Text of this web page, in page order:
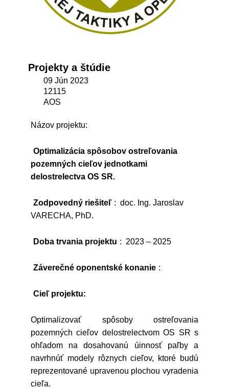
Projekty a štúdie
09 Jún 2023
12115
AOS
Názov projektu:
Optimalizácia spôsobov ostreľovania
pozemných cieľov jednotkami
delostrelectva OS SR.
Zodpovedný riešiteľ : doc. Ing. Jaroslav
VARECHA, PhD.
Doba trvania projektu : 2023 – 2025
Záverečné oponentské konanie :
Cieľ projektu:
Optimalizovať spôsoby ostreľovania
pozemných cieľov delostrelectvom OS SR s
ohľadom na dosahovanú úinnosť paľby a
navrhnúť modely rôznych cieľov, ktoré budú
reprezentované upravenou plochou vyradenia
cieľa.